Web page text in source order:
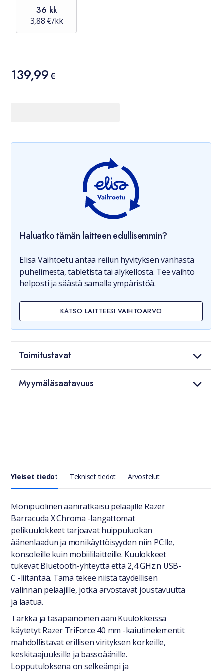
36 kk
3,88 €/kk
Hinta
139,99 €
139,99€
Haluatko tämän laitteen edullisemmin?
Elisa Vaihtoetu antaa reilun hyvityksen vanhasta
puhelimesta, tabletista tai älykellosta. Tee vaihto
helposti ja säästä samalla ympäristöä.
KATSO LAITTEESI VAIHTOARVO
Toimitustavat
Myymäläsaatavuus
Yleiset tiedot Tekniset tiedot Arvostelut
Yleiset tiedot
Monipuolinen ääniratkaisu pelaajille Razer
Barracuda X Chroma -langattomat
pelikuulokkeet tarjoavat huippuluokan
äänenlaadun ja monikäyttöisyyden niin PC:lle,
konsoleille kuin mobiililaitteille. Kuulokkeet
tukevat Bluetooth-yhteyttä että 2,4 GHz:n USB-
C -liitäntää. Tämä tekee niistä täydellisen
valinnan pelaajille, jotka arvostavat joustavuutta
ja laatua.
Tarkka ja tasapainoinen ääni Kuulokkeissa
käytetyt Razer TriForce 40 mm -kaiutinelementit
mahdollistavat erillisen virityksen korkeille,
keskitaajuuksille ja bassoäänille.
Lopputuloksena on selkeämpi ja